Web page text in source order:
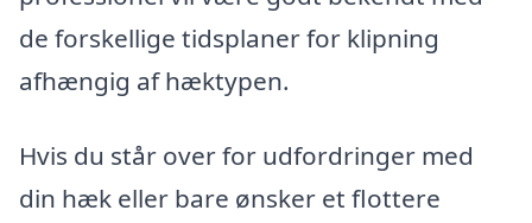
de forskellige tidsplaner for klipning
afhængig af hæktypen.
Hvis du står over for udfordringer med
din hæk eller bare ønsker et flottere